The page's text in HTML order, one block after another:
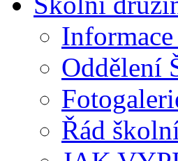
Oddělení
Řád